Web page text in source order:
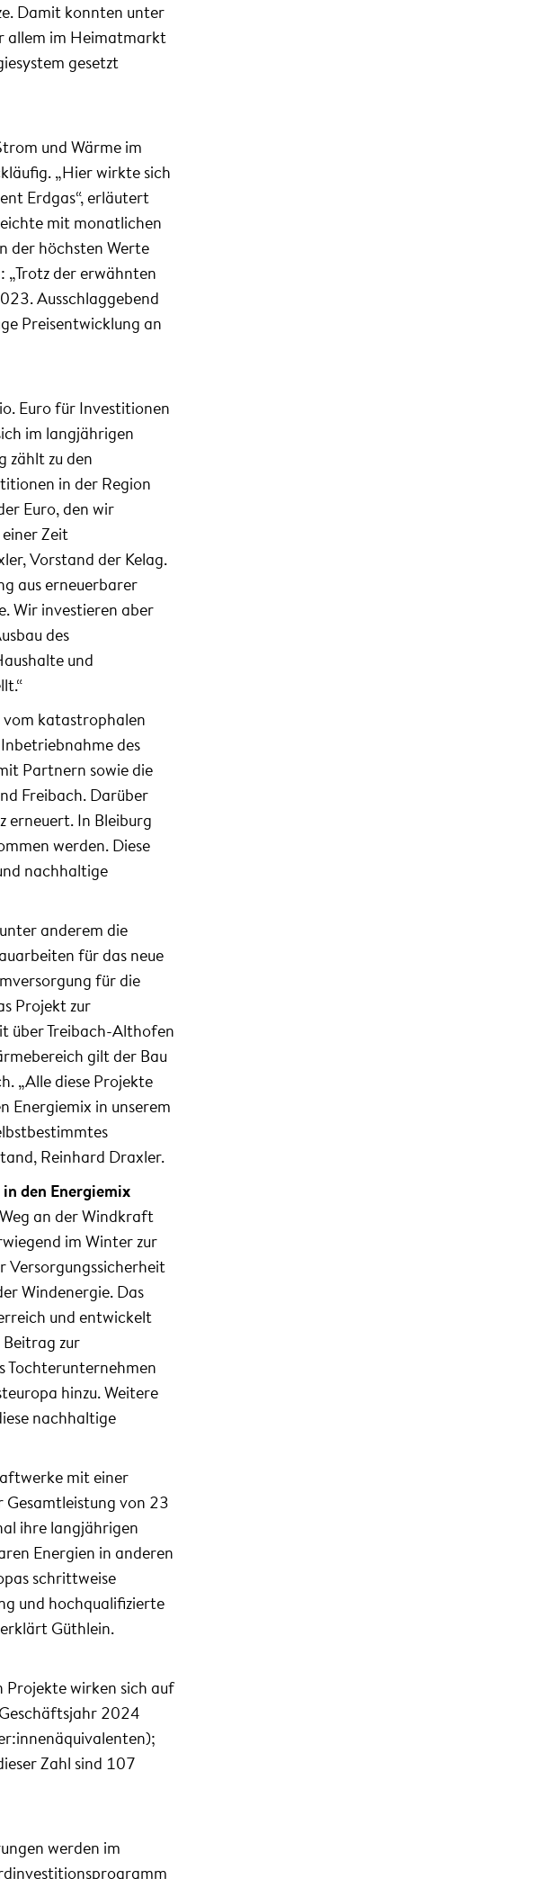
Damit konnten unter
allem im Heimatmarkt
gesetzt
und Wärme im
„Hier wirkte sich
Erdgas“, erläutert
mit monatlichen
der höchsten Werte
der erwähnten
Ausschlaggebend
Preisentwicklung an
Euro für Investitionen
im langjährigen
zählt zu den
in der Region
Euro, den wir
Zeit
Vorstand der Kelag.
aus erneuerbarer
Wir investieren aber
des
und
vom katastrophalen
des
Partnern sowie die
Freibach. Darüber
erneuert. In Bleiburg
werden. Diese
nachhaltige
anderem die
für das neue
für die
Projekt zur
über Treibach-Althofen
gilt der Bau
„Alle diese Projekte
Energiemix in unserem
Reinhard Draxler.
den Energiemix
an der Windkraft
im Winter zur
Versorgungssicherheit
Windenergie. Das
und entwickelt
zur
Tochterunternehmen
hinzu. Weitere
nachhaltige
mit einer
von 23
ihre langjährigen
Energien in anderen
schrittweise
und hochqualifizierte
Güthlein.
Projekte wirken sich auf
2024
Zahl sind 107
werden im